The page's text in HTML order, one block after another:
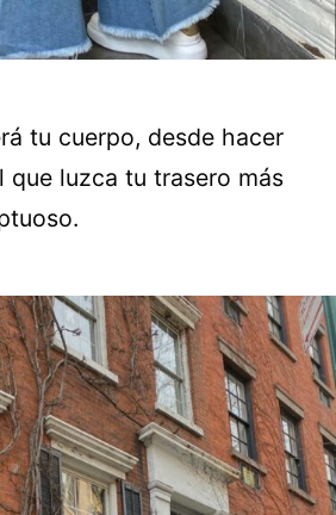
tu cuerpo, desde hacer
que luzca tu trasero más